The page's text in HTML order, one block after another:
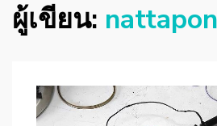
ผู้เขียน: nattapon